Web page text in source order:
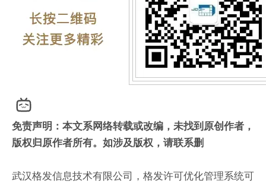
免责声明：本文系网络转载或改编，未找到原创作者，
版权归原作者所有。如涉及版权，请联系删
武汉格发信息技术有限公司，格发许可优化管理系统可